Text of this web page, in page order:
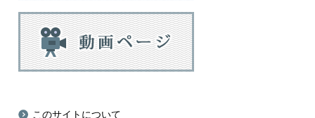
このサイトについて